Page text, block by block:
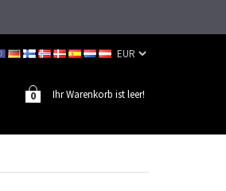
Ihr Warenkorb ist leer!
0